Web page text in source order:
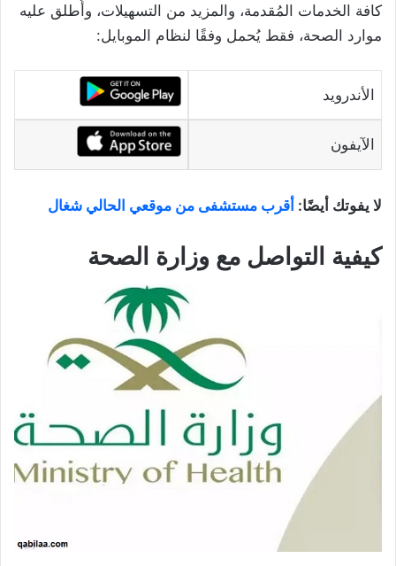
كافة الخدمات المُقدمة، والمزيد من التسهيلات، وأُطلق عليه
موارد الصحة، فقط يُحمل وفقًا لنظام الموبايل:
الأندرويد
الآيفون
لا يفوتك أيضًا: أقرب مستشفى من موقعي الحالي شغال
كيفية التواصل مع وزارة الصحة